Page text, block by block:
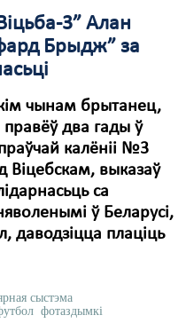
3” Алан
Брыдж” за
чынам брытанец,
правёў два гады ў
калёніі №3
Віцебскам, выказаў
са
ў Беларусі,
даводзіцца плаціць
сыстэма
фотаздымкі